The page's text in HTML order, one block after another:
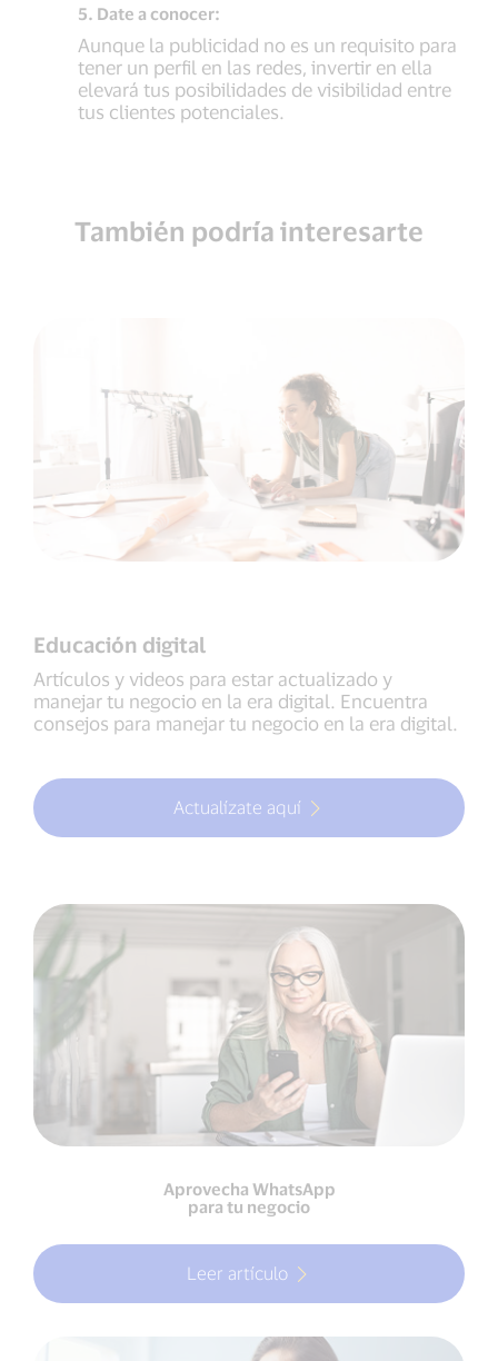
5. Date a conocer:
Aunque la publicidad no es un requisito para
tener un perfil en las redes, invertir en ella
elevará tus posibilidades de visibilidad entre
tus clientes potenciales.
También podría interesarte
Educación digital
Artículos y videos para estar actualizado y
manejar tu negocio en la era digital. Encuentra
consejos para manejar tu negocio en la era digital.
Actualízate aquí
Aprovecha WhatsApp
para tu negocio
Leer artículo